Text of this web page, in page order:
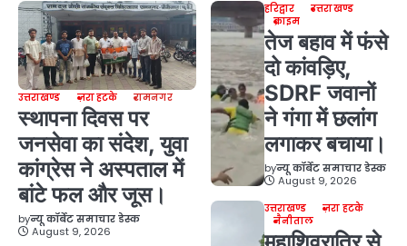
उत्तराखण्ड ज़रा हटके रामनगर
स्थापना दिवस पर
जनसेवा का संदेश, युवा
कांग्रेस ने अस्पताल में
बांटे फल और जूस।
byन्यू कॉर्बेट समाचार डेस्क
August 9, 2026
हरिद्वार
उत्तराखण्ड
क्राइम
तेज बहाव में फंसे
दो कांवड़िए,
SDRF जवानों
ने गंगा में छलांग
लगाकर बचाया।
byन्यू कॉर्बेट समाचार डेस्क
August 9, 2026
उत्तराखण्ड
ज़रा हटके
नैनीताल